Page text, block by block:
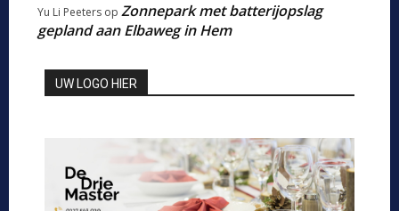
Yu Li Peeters op Zonnepark met batterijopslag
gepland aan Elbaweg in Hem
UW LOGO HIER